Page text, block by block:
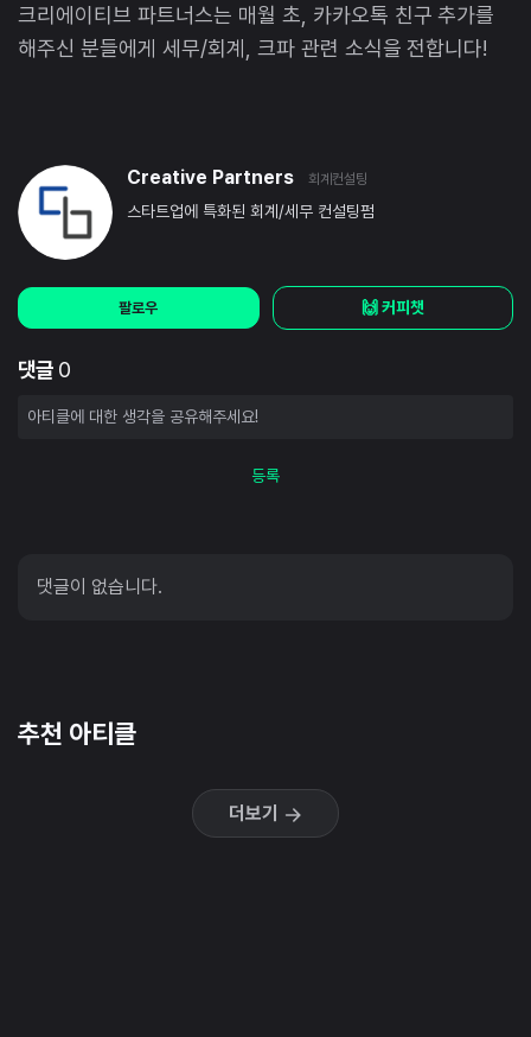
크리에이티브 파트너스는 매월 초, 카카오톡 친구 추가를
해주신 분들에게 세무/회계, 크파 관련 소식을 전합니다!
Creative Partners 회계컨설팅
스타트업에 특화된 회계/세무 컨설팅펌
팔로우 🙌 커피챗
댓글 0
등록
댓글이 없습니다.
추천 아티클
더보기